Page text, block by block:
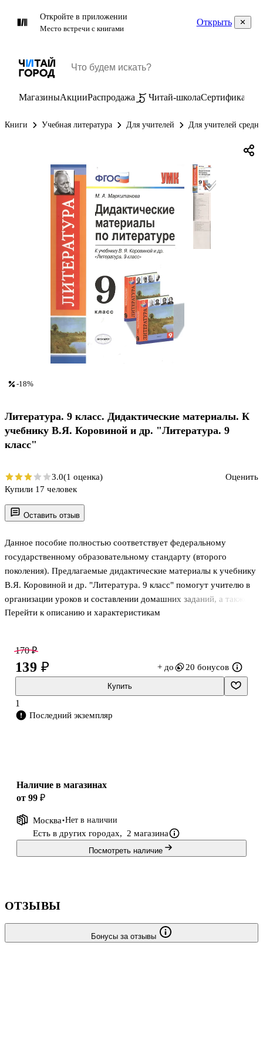
Откройте в приложении
Место встречи с книгами
Открыть
МагазиныАкцииРаспродажа Читай-школаСертификаты
Книги Учебная литература Для учителей Для учителей
Оставить отзыв
Данное пособие полностью соответствует федеральному
государственному образовательному стандарту (второго
поколения). Предлагаемые дидактические материалы к учебнику
В.Я. Коровиной и др. "Литература. 9 класс" помогут учителю в
организации уроков и составлении домашних заданий, а также
помогут определить глубину знаний учащихся. В пособии
рассчитано на учителей литературы и методистов.
Перейти к описанию и характеристикам
-18%
Литература. 9 класс. Дидактические материалы. К
учебнику В.Я. Коровиной и др. "Литература. 9
класс"
3.0(1 оценка)
Оценить
Купили 17 человек
170 ₽
139 ₽ + до 20 бонусов
Купить
1
Последний экземпляр
Наличие в магазинах
от 99 ₽
Москва Нет в наличии
Есть в других городах, 2 магазина
Посмотреть наличие
ОТЗЫВЫ
Бонусы за отзывы